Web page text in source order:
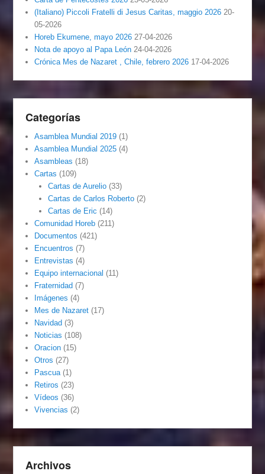
(Italiano) Piccoli Fratelli di Jesus Caritas, maggio 2026 20-
05-2026
Horeb Ekumene, mayo 2026 27-04-2026
Nota de apoyo al Papa León 24-04-2026
Crónica Mes de Nazaret , Chile, febrero 2026 17-04-2026
Categorías
Asamblea Mundial 2019 (1)
Asamblea Mundial 2025 (4)
Asambleas (18)
Cartas (109)
Cartas de Aurelio(33)
Cartas de Carlos Roberto(2)
Cartas de Eric (14)
Comunidad Horeb (211)
Documentos (421)
Encuentros (7)
Entrevistas (4)
Equipo internacional (11)
Fraternidad (7)
Imágenes (4)
Mes de Nazaret (17)
Navidad (3)
Noticias (108)
Oracion (15)
Otros (27)
Pascua (1)
Retiros (23)
Vídeos (36)
Vivencias (2)
Archivos